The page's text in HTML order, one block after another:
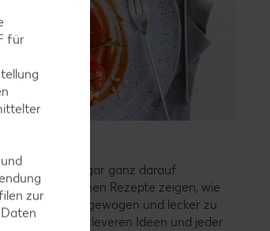
essen oder sogar ganz darauf
vegetarischen Rezepte zeigen, wie
Fleisch ausgewogen und lecker zu
Zutaten, cleveren Ideen und jeder
für
zur